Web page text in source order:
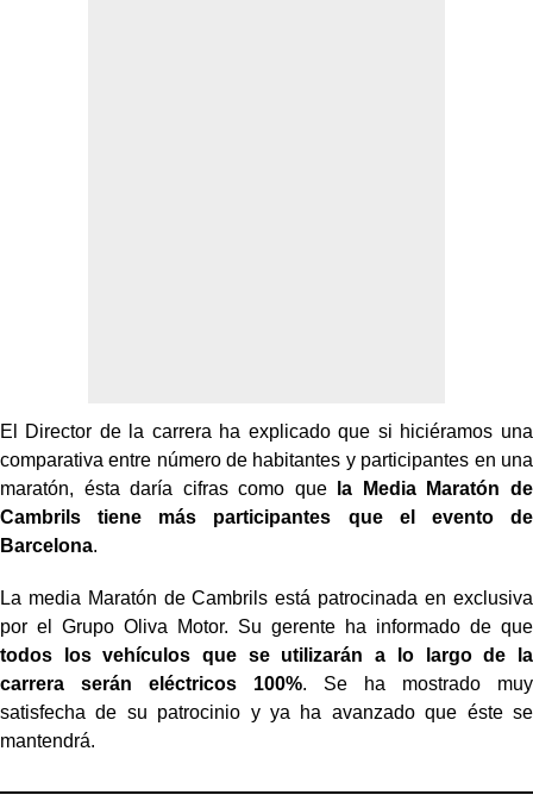
El Director de la carrera ha explicado que si hiciéramos una
comparativa entre número de habitantes y participantes en una
maratón, ésta daría cifras como quela Media Maratón de
Cambrils tiene más participantes que el evento de
Barcelona.
La media Maratón de Cambrils está patrocinada en exclusiva
por el Grupo Oliva Motor. Su gerente ha informado de que
todos los vehículos que se utilizarán a lo largo de la
carrera serán eléctricos 100%. Se ha mostrado muy
satisfecha de su patrocinio y ya ha avanzado que éste se
mantendrá.